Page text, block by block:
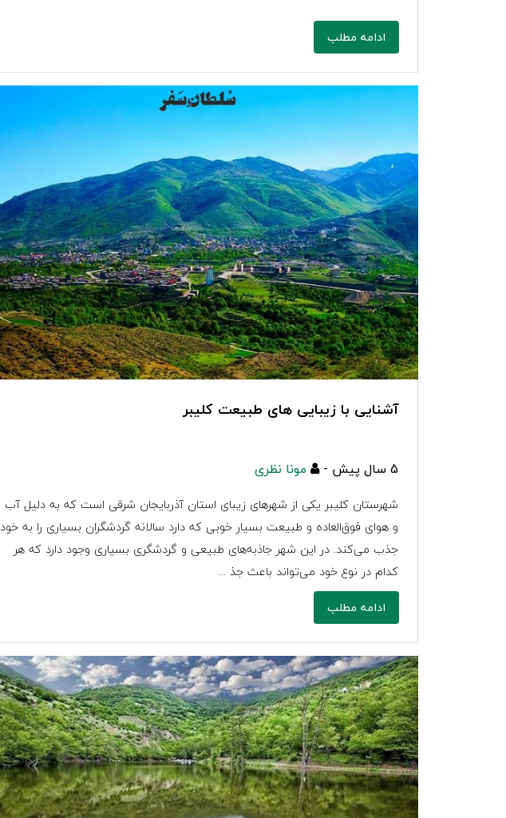
ادامه مطلب
آشنایی با زیبایی های طبیعت کلیبر
5 سال پیش - مونا نظری
شهرستان کلیبر یکی از شهرهای زیبای استان آذربایجان شرقی است که به دلیل آب
و هوای فوق‌العاده و طبیعت بسیار خوبی که دارد سالانه گردشگران بسیاری را به خود
جذب می‌کند. در این شهر جاذبه‌های طبیعی و گردشگری بسیاری وجود دارد که هر
کدام در نوع خود می‌تواند باعث جذ ...
ادامه مطلب